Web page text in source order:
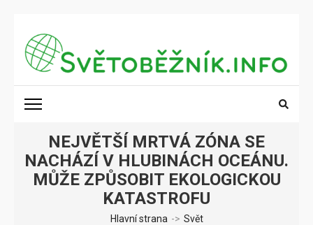
obsah
(stiskněte
Enter)
SVĚTOBĚŽNÍK.INFO
NEJVĚTŠÍ MRTVÁ ZÓNA SE
NACHÁZÍ V HLUBINÁCH OCEÁNU.
MŮŽE ZPŮSOBIT EKOLOGICKOU
KATASTROFU
Hlavní strana -> Svět